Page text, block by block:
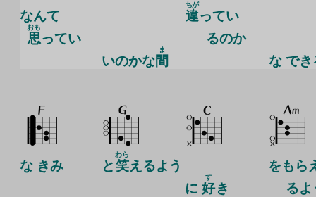
なんて
思
おも
ってい
いのかな間
ま
違
ちが
ってい
るのか
な でき
な きみ と笑
わら
えるよう
に好
す
き
をもら
るよ